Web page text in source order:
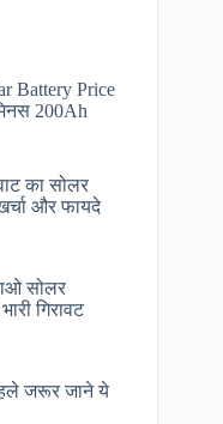
Battery Price​
200Ah
का सोलर
और फायदे
सोलर
गिरावट
जरूर जाने ये